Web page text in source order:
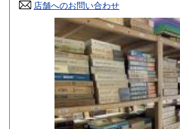
高知県 800円
800円 長崎県
800円 大分県
800円 鹿児島県
1,500円
店舗へのお問い合わせ